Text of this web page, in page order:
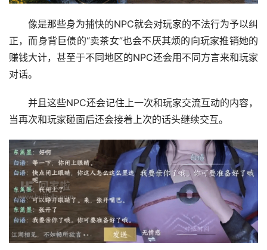
像是那些身为捕快的NPC就会对玩家的不法行为予以纠
正，而身背巨债的“卖茶女”也会不厌其烦的向玩家推销她的
赚钱大计，甚至于不同地区的NPC还会用不同方言来和玩家
对话。
并且这些NPC还会记住上一次和玩家交流互动的内容，
当再次和玩家碰面后还会接着上次的话头继续交互。